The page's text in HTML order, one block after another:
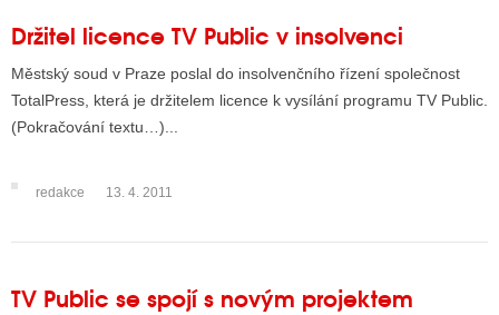
TISK
STÁT BLOGEREM
Držitel licence TV Public v insolvenci
Městský soud v Praze poslal do insolvenčního řízení společnost
TotalPress, která je držitelem licence k vysílání programu TV Public.
(Pokračování textu…)...
redakce 13. 4. 2011
TV Public se spojí s novým projektem